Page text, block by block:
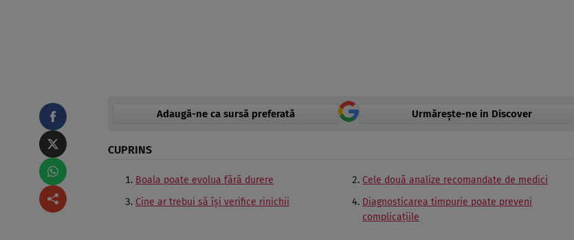
Adaugă-ne ca sursă preferată Urmărește-ne in Discover
CUPRINS
Boala poate evolua fără durere
Cele două analize recomandate de medici
Cine ar trebui să își verifice rinichii
Diagnosticarea timpurie poate preveni
complicațiile